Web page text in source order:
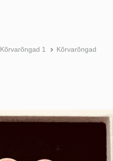
Kõrvarõngad 1 Kõrvarõngad